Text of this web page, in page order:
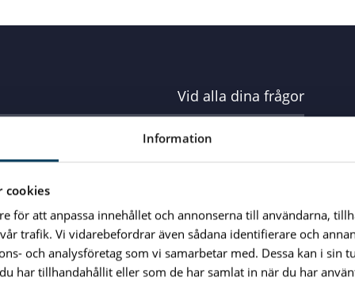
Information
cookies
för att anpassa innehållet och annonserna till användarna,
trafik. Vi vidarebefordrar även sådana identifierare och
och analysföretag som vi samarbetar med. Dessa kan i sin
har tillhandahållit eller som de har samlat in när du har
Vid alla dina frågor
entré: Kungsgatan